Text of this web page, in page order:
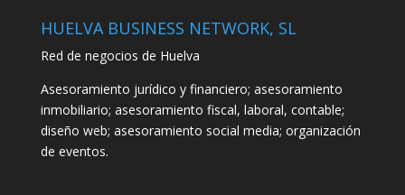
HUELVA BUSINESS NETWORK, SL
Red de negocios de Huelva
Asesoramiento jurídico y financiero; asesoramiento
inmobiliario; asesoramiento fiscal, laboral, contable;
diseño web; asesoramiento social media; organización
de eventos.